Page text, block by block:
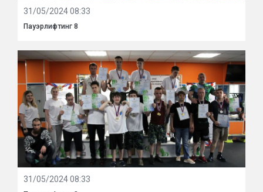
31/05/2024 08:33
Пауэрлифтинг 8
31/05/2024 08:33